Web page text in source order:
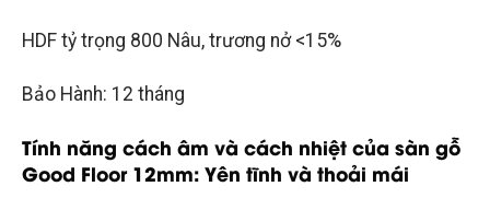
HDF tỷ trọng 800 Nâu, trương nở <15%
Bảo Hành: 12 tháng
Tính năng cách âm và cách nhiệt của sàn gỗ
Good Floor 12mm: Yên tĩnh và thoải mái